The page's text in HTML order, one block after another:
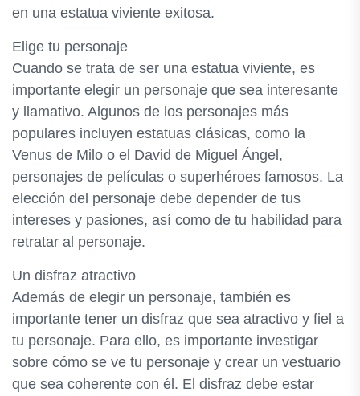
en una estatua viviente exitosa.
Elige tu personaje
Cuando se trata de ser una estatua viviente, es
importante elegir un personaje que sea interesante
y llamativo. Algunos de los personajes más
populares incluyen estatuas clásicas, como la
Venus de Milo o el David de Miguel Ángel,
personajes de películas o superhéroes famosos. La
elección del personaje debe depender de tus
intereses y pasiones, así como de tu habilidad para
retratar al personaje.
Un disfraz atractivo
Además de elegir un personaje, también es
importante tener un disfraz que sea atractivo y fiel a
tu personaje. Para ello, es importante investigar
sobre cómo se ve tu personaje y crear un vestuario
que sea coherente con él. El disfraz debe estar